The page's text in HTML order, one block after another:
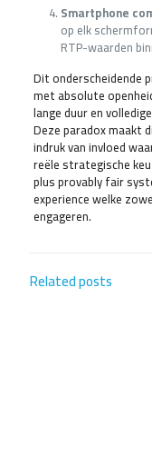
Smartphone
op elk
RTP-waarden
Dit onderscheidende
met absolute
lange duur en
Deze paradox maakt
indruk van invloed
reële strategische
plus provably fair
experience welke
engageren.
Related posts